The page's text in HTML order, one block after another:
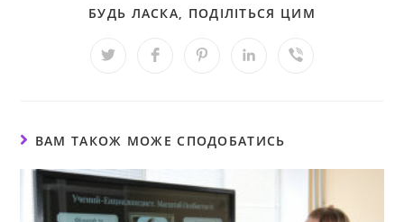
БУДЬ ЛАСКА, ПОДІЛІТЬСЯ ЦИМ
ВАМ ТАКОЖ МОЖЕ СПОДОБАТИСЬ